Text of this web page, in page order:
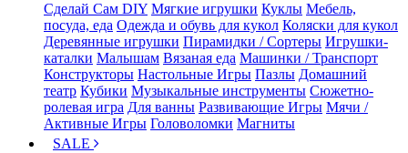
Сделай Сам DIY Мягкие игрушки Куклы Мебель,
посуда, еда Одежда и обувь для кукол Коляски для кукол
Деревянные игрушки Пирамидки / Сортеры Игрушки-
каталки Малышам Вязаная еда Машинки / Транспорт
Конструкторы Настольные Игры Пазлы Домашний
театр Кубики Музыкальные инструменты Сюжетно-
ролевая игра Для ванны Развивающие Игры Мячи /
Активные Игры Головоломки Магниты
SALE